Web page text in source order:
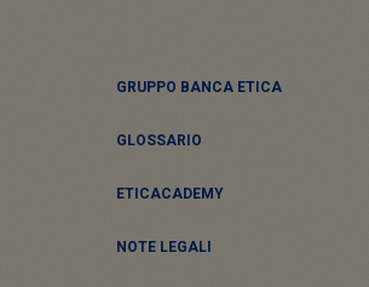
GRUPPO BANCA ETICA
GLOSSARIO
ETICACADEMY
NOTE LEGALI